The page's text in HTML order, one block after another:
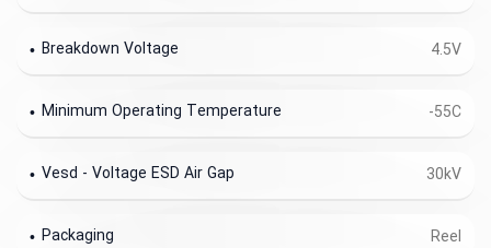
4.5V
Breakdown Voltage
-55C
Minimum Operating Temperature
30kV
Vesd - Voltage ESD Air Gap
Reel
Packaging